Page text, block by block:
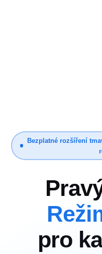
Bezplatné rozšíření
pro